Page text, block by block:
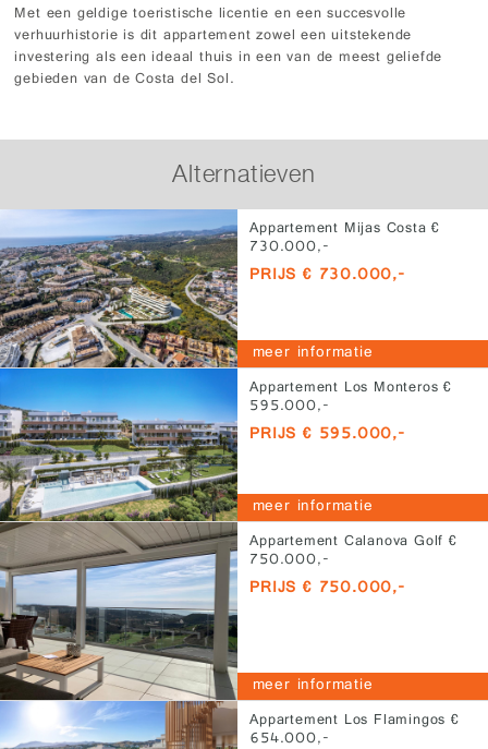
Met een geldige toeristische licentie en een succesvolle
verhuurhistorie is dit appartement zowel een uitstekende
investering als een ideaal thuis in een van de meest geliefde
gebieden van de Costa del Sol.
Alternatieven
Appartement Mijas Costa €
730.000,-
PRIJS € 730.000,-
meer informatie
Appartement Los Monteros €
595.000,-
PRIJS € 595.000,-
meer informatie
Appartement Calanova Golf €
750.000,-
PRIJS € 750.000,-
meer informatie
Appartement Los Flamingos €
654.000,-